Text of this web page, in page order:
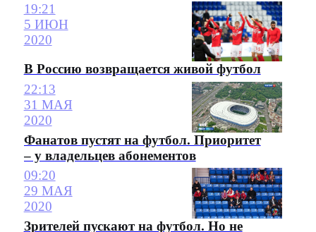
19:21
5 ИЮН
2020
В Россию возвращается живой футбол
22:13
31 МАЯ
2020
Фанатов пустят на футбол. Приоритет
– у владельцев абонементов
09:20
29 МАЯ
2020
Зрителей пускают на футбол. Но не